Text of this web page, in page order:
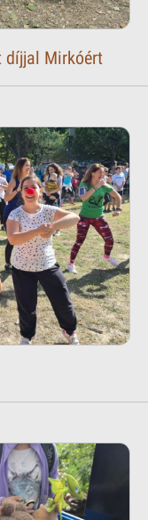
díjjal Mirkóért